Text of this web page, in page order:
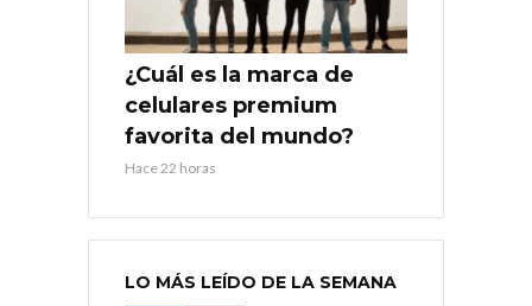
¿Cuál es la marca de
celulares premium
favorita del mundo?
Hace 22 horas
LO MÁS LEÍDO DE LA SEMANA